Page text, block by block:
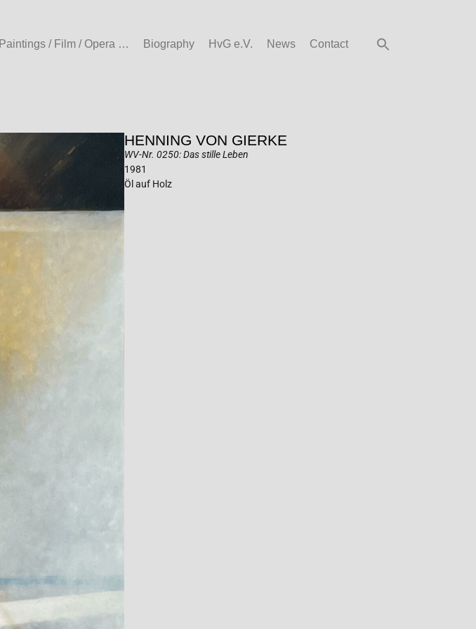
Paintings / Film / Opera … Biography HvG e.V. News Contact
HENNING VON GIERKE
WV-Nr. 0250: Das stille Leben
1981
Öl auf Holz